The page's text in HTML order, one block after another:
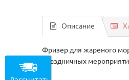
Описание
Фризер для жареного
праздничных